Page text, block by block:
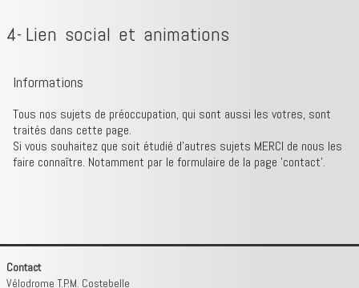
4- Lien social et animations
Informations
Tous nos sujets de préoccupation, qui sont aussi les votres, sont
traités dans cette page.
Si vous souhaitez que soit étudié d'autres sujets MERCI de nous les
faire connaître. Notamment par le formulaire de la page 'contact'.
Contact
Vélodrome T.P.M. Costebelle